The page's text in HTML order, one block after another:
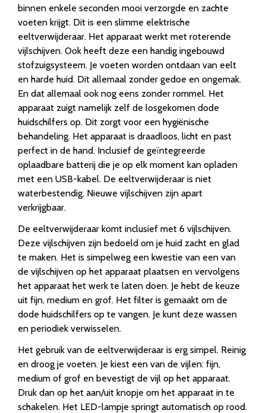
binnen enkele seconden mooi verzorgde en zachte
voeten krijgt. Dit is een slimme elektrische
eeltverwijderaar. Het apparaat werkt met roterende
vijlschijven. Ook heeft deze een handig ingebouwd
stofzuigsysteem. Je voeten worden ontdaan van eelt
en harde huid. Dit allemaal zonder gedoe en ongemak.
En dat allemaal ook nog eens zonder rommel. Het
apparaat zuigt namelijk zelf de losgekomen dode
huidschilfers op. Dit zorgt voor een hygiënische
behandeling. Het apparaat is draadloos, licht en past
perfect in de hand. Inclusief de geïntegreerde
oplaadbare batterij die je op elk moment kan opladen
met een USB-kabel. De eeltverwijderaar is niet
waterbestendig. Nieuwe vijlschijven zijn apart
verkrijgbaar.
De eeltverwijderaar komt inclusief met 6 vijlschijven.
Deze vijlschijven zijn bedoeld om je huid zacht en glad
te maken. Het is simpelweg een kwestie van een van
de vijlschijven op het apparaat plaatsen en vervolgens
het apparaat het werk te laten doen. Je hebt de keuze
uit fijn, medium en grof. Het filter is gemaakt om de
dode huidschilfers op te vangen. Je kunt deze wassen
en periodiek verwisselen.
Het gebruik van de eeltverwijderaar is erg simpel. Reinig
en droog je voeten. Je kiest een van de vijlen: fijn,
medium of grof en bevestigt de vijl op het apparaat.
Druk dan op het aan/uit knopje om het apparaat in te
schakelen. Het LED-lampje springt automatisch op rood.